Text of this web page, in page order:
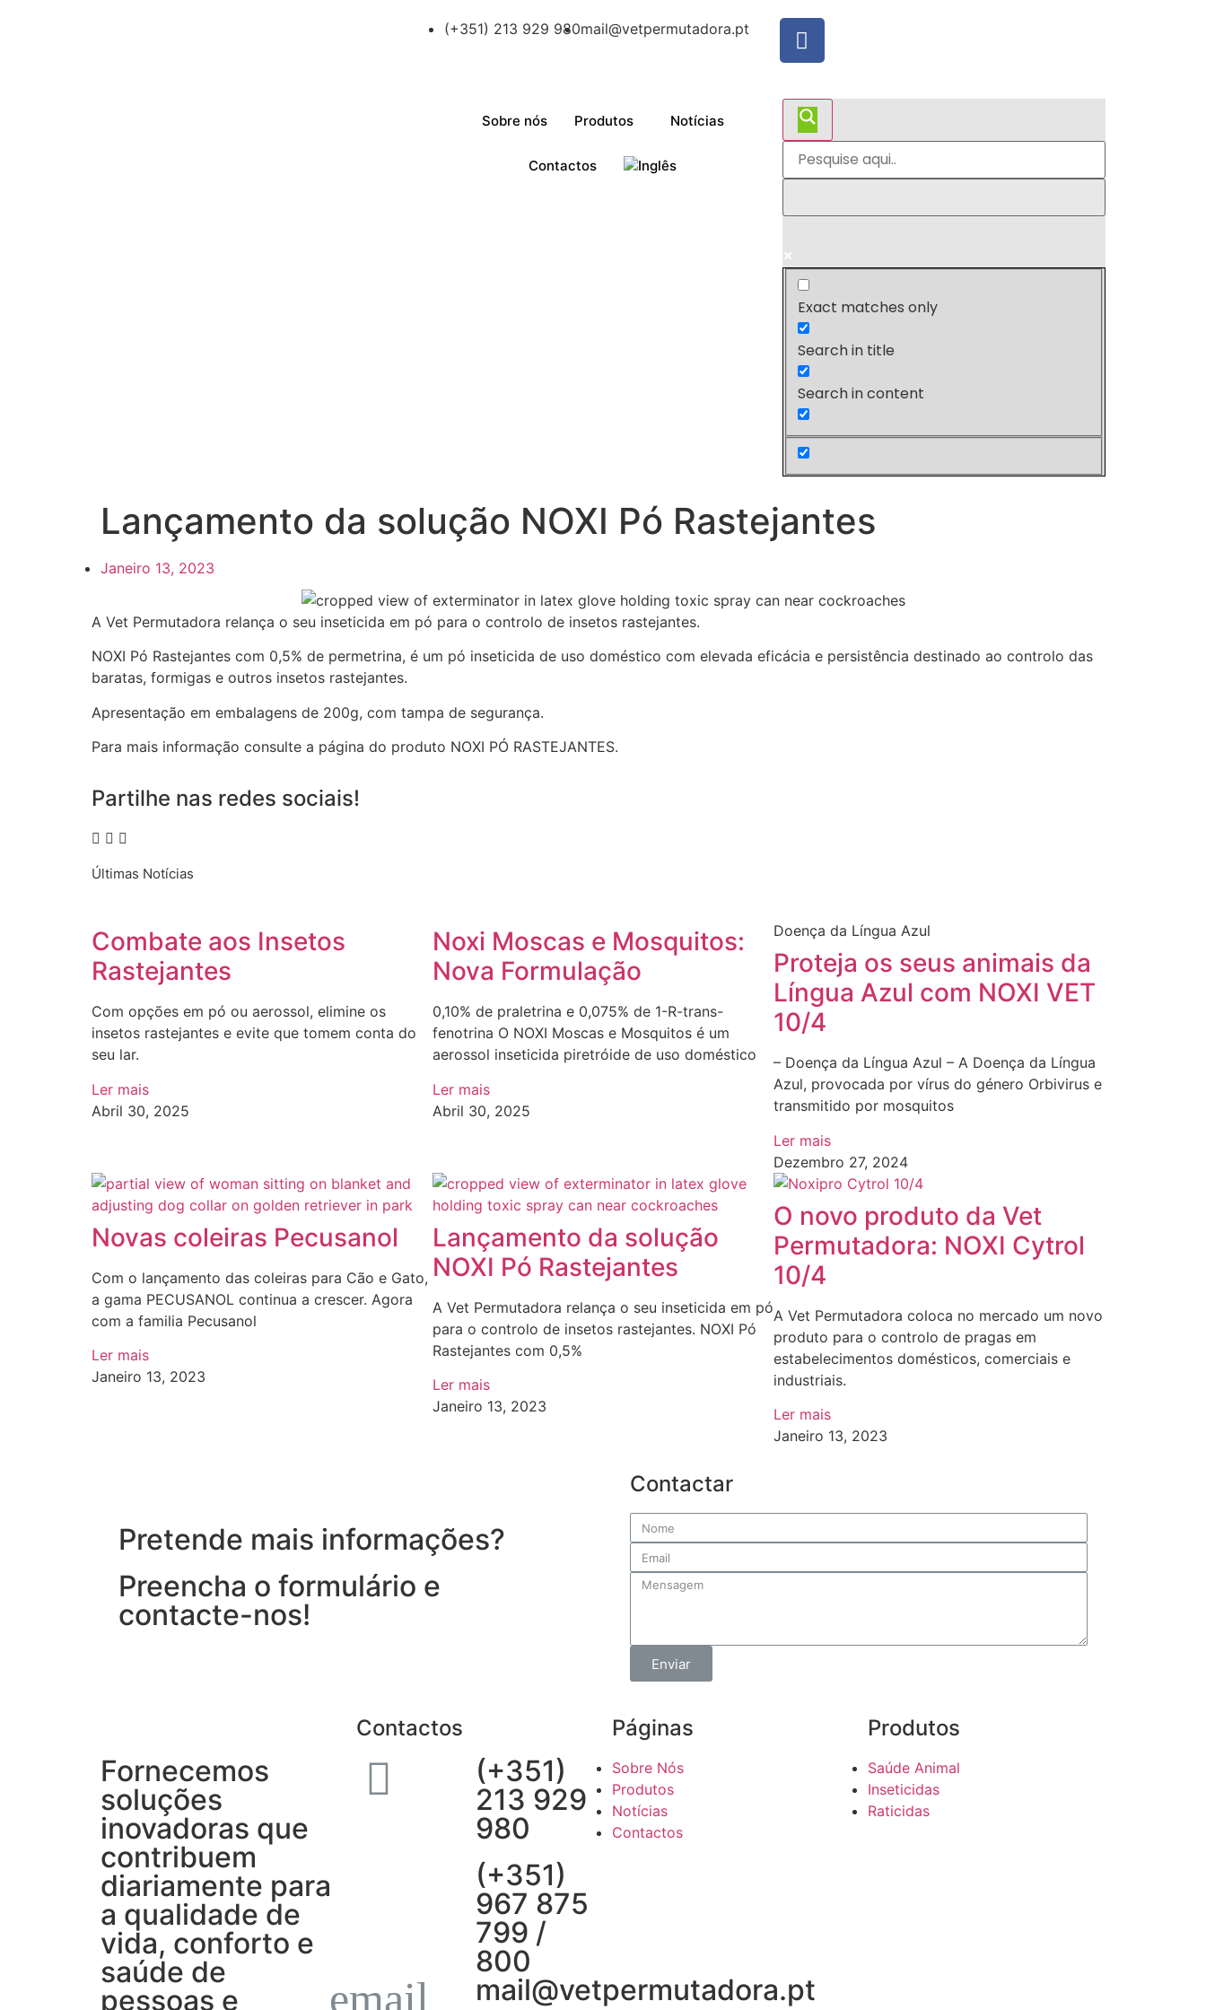
(+351) 213 929 980mail@vetpermutadora.pt
Sobre nós Produtos Notícias
Contactos
Exact matches only
Search in title
Search in content
Lançamento da solução NOXI Pó Rastejantes
Janeiro 13, 2023
A Vet Permutadora relança o seu inseticida em pó para o controlo de insetos rastejantes.
NOXI Pó Rastejantes com 0,5% de permetrina, é um pó inseticida de uso doméstico com elevada eficácia e persistência destinado ao controlo das
baratas, formigas e outros insetos rastejantes.
Apresentação em embalagens de 200g, com tampa de segurança.
Para mais informação consulte a página do produto NOXI PÓ RASTEJANTES.
Partilhe nas redes sociais!
Últimas Notícias
Combate aos Insetos
Rastejantes
Com opções em pó ou aerossol, elimine os
insetos rastejantes e evite que tomem conta do
seu lar.
Ler mais
Abril 30, 2025
Noxi Moscas e Mosquitos:
Nova Formulação
0,10% de praletrina e 0,075% de 1-R-trans-
fenotrina O NOXI Moscas e Mosquitos é um
aerossol inseticida piretróide de uso doméstico
Ler mais
Abril 30, 2025
Doença da Língua Azul
Proteja os seus animais da
Língua Azul com NOXI VET
10/4
– Doença da Língua Azul – A Doença da Língua
Azul, provocada por vírus do género Orbivirus e
transmitido por mosquitos
Ler mais
Dezembro 27, 2024
Novas coleiras Pecusanol
Com o lançamento das coleiras para Cão e Gato,
a gama PECUSANOL continua a crescer. Agora
com a familia Pecusanol
Ler mais
Janeiro 13, 2023
Lançamento da solução
NOXI Pó Rastejantes
A Vet Permutadora relança o seu inseticida em pó
para o controlo de insetos rastejantes. NOXI Pó
Rastejantes com 0,5%
Ler mais
Janeiro 13, 2023
O novo produto da Vet
Permutadora: NOXI Cytrol
10/4
A Vet Permutadora coloca no mercado um novo
produto para o controlo de pragas em
estabelecimentos domésticos, comerciais e
industriais.
Ler mais
Janeiro 13, 2023
Pretende mais informações?
Preencha o formulário e
contacte-nos!
Contactar
Enviar
Fornecemos
soluções
inovadoras que
contribuem
diariamente para
a qualidade de
vida, conforto e
saúde de
pessoas e
Contactos
(+351)
213 929
980
(+351)
967 875
799 /
800
mail@vetpermutadora.pt
Páginas
Sobre Nós
Produtos
Notícias
Contactos
Produtos
Saúde Animal
Inseticidas
Raticidas